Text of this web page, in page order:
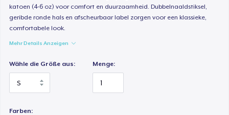
katoen (4-6 oz) voor comfort en duurzaamheid. Dubbelnaaldstiksel,
geribde ronde hals en afscheurbaar label zorgen voor een klassieke,
comfortabele look.
Mehr Details Anzeigen
Wähle die Größe aus: Menge:
Farben: